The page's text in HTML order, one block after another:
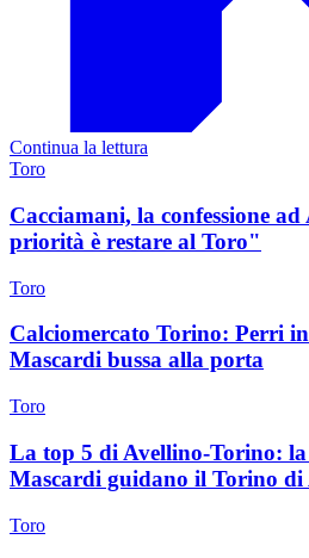
Continua la lettura
Toro
Cacciamani, la confessione
priorità è restare al Toro"
Toro
Calciomercato Torino: Perri
Mascardi bussa alla porta
Toro
La top 5 di Avellino-Torino:
Mascardi guidano il Torino di
Toro